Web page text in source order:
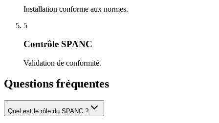
Installation conforme aux normes.
5
Contrôle SPANC
Validation de conformité.
Questions fréquentes
Quel est le rôle du SPANC ?